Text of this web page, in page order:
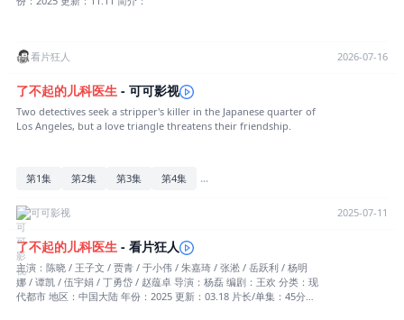
看片狂人 2026-07-16
了不起的儿科医生 - 可可影视
Two detectives seek a stripper's killer in the Japanese quarter of
Los Angeles, but a love triangle threatens their friendship.
第1集 第2集 第3集 第4集 ...
可可影视 2025-07-11
了不起的儿科医生 - 看片狂人
主演：陈晓 / 王子文 / 贾青 / 于小伟 / 朱嘉琦 / 张淞 / 岳跃利 / 杨明
娜 / 谭凯 / 伍宇娟 / 丁勇岱 / 赵蕴卓 导演：杨磊 编剧：王欢 分类：现
代都市 地区：中国大陆 年份：2025 更新：03.18 片长/单集：45分钟